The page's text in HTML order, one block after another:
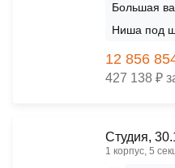
Большая
Ниша под
12 856
427 138 ₽
Cтудия,
1 корпус, 5